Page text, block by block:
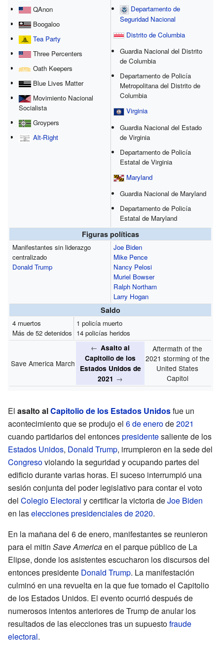
QAnon
Boogaloo
Tea Party
Three Percenters
Oath Keepers
Blue Lives Matter
Movimiento Nacional
Socialista
Groypers
Alt-Right
Departamento de
Seguridad Nacional
Distrito de Columbia
Guardia Nacional del Distrito
de Columbia
Departamento de Policía
Metropolitana del Distrito de
Columbia
Virginia
Guardia Nacional del Estado
de Virginia
Departamento de Policía
Estatal de Virginia
Maryland
Guardia Nacional de Maryland
Departamento de Policía
Estatal de Maryland
Figuras políticas
Manifestantes sin liderazgo
centralizado
Donald Trump
Joe Biden
Mike Pence
Nancy Pelosi
Muriel Bowser
Ralph Northam
Larry Hogan
Saldo
4 muertos
Más de 52 detenidos
1 policía muerto
14 policías heridos
Save America March
← Asalto al
Capitolio de los
Estados Unidos de
2021 →
Aftermath of the
2021 storming of the
United States
Capitol
El asalto alCapitolio de los Estados Unidosfue un
acontecimiento que se produjo el 6 de enerode2021
cuando partidarios del entoncespresidentesaliente de los
Estados Unidos, Donald Trump, irrumpieron en la sede del
Congresoviolando la seguridad y ocupando partes del
edificio durante varias horas. El suceso interrumpió una
sesión conjunta del poder legislativo para contar el voto
del Colegio Electoral y certificar la victoria deJoe Biden
en laselecciones presidenciales de 2020.
En la mañana del 6 de enero, manifestantes se reunieron
para el mitin Save Americaen el parque público de La
Elipse, donde los asistentes escucharon los discursos del
entonces presidente Donald Trump. La manifestación
culminó en una revuelta en la que fue tomado el Capitolio
de los Estados Unidos. El evento ocurrió después de
numerosos intentos anteriores de Trump de anular los
resultados de las elecciones tras un supuestofraude
electoral.